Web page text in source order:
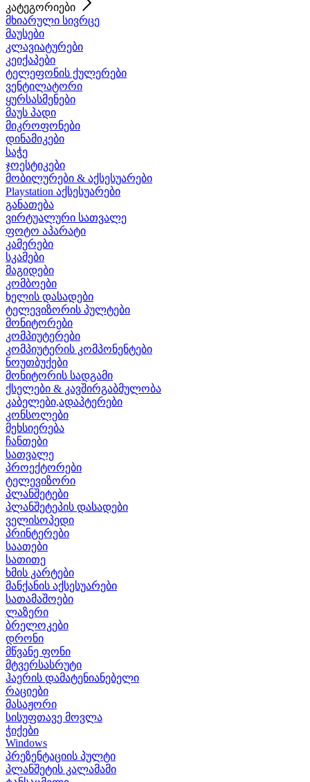
კატეგორიები
მხიარული სივრცე
მაუსები
კლავიატურები
კეიქაპები
ტელეფონის ქულერები
ვენტილატორი
ყურსასმენები
მაუს პადი
მიკროფონები
დინამიკები
საჭე
ჯოესტიკები
მობილურები & აქსესუარები
Playstation აქსესუარები
განათება
ვირტუალური სათვალე
ფოტო აპარატი
კამერები
სკამები
მაგიდები
კომბოები
ხელის დასადები
ტელევიზორის პულტები
მონიტორები
კომპიუტერები
კომპიუტერის კომპონენტები
ნოუთბუქები
მონიტორის სადგამი
ქსელები & კავშირგაბმულობა
კაბელები,ადაპტერები
კონსოლები
მეხსიერება
ჩანთები
სათვალე
პროექტორები
ტელევიზორი
პლანშეტები
პლანშეტეპის დასადები
ველისოპედი
პრინტერები
საათები
სათითე
ხმის კარტები
მანქანის აქსესუარები
სათამაშოები
ლაზერი
ბრელოკები
დრონი
მწვანე ფონი
მტვერსასრუტი
ჰაერის დამატენიანებელი
რაციები
მასაჟორი
სისუფთავე მოვლა
ჭიქები
Windows
პრეზენტაციის პულტი
პლანშეტის კალამამი